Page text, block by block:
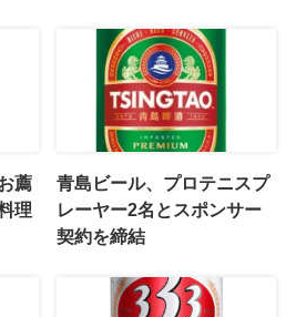
薦
理
青島ビール、プロテニスプ
レーヤー2名とスポンサー
契約を締結